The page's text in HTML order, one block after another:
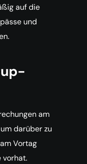
auf die
und
am
darüber zu
Vortag
vorhat.